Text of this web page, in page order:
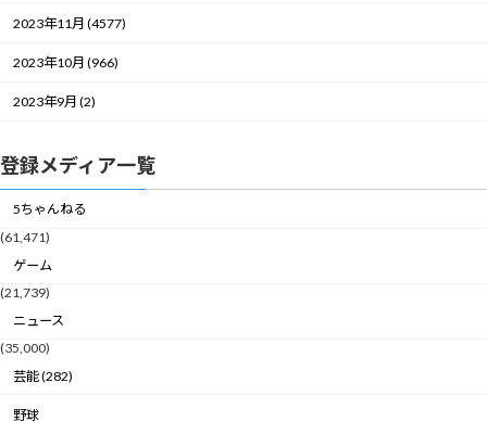
2023年11月 (4577)
2023年10月 (966)
2023年9月 (2)
登録メディア一覧
5ちゃんねる
(61,471)
ゲーム
(21,739)
ニュース
(35,000)
芸能 (282)
野球